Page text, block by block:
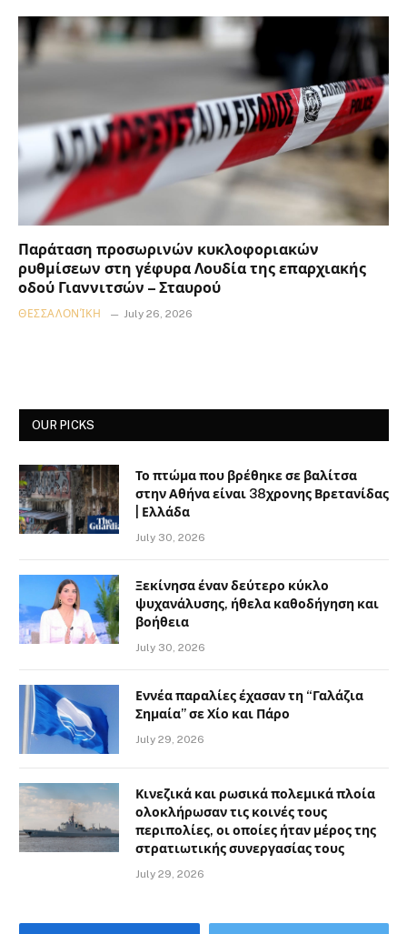
Παράταση προσωρινών κυκλοφοριακών
ρυθμίσεων στη γέφυρα Λουδία της επαρχιακής
οδού Γιαννιτσών – Σταυρού
ΘΕΣΣΑΛΟΝΊΚΗ July 26, 2026
OUR PICKS
Το πτώμα που βρέθηκε σε βαλίτσα
στην Αθήνα είναι 38χρονης Βρετανίδας
| Ελλάδα
July 30, 2026
Ξεκίνησα έναν δεύτερο κύκλο
ψυχανάλυσης, ήθελα καθοδήγηση και
βοήθεια
July 30, 2026
Εννέα παραλίες έχασαν τη “Γαλάζια
Σημαία” σε Χίο και Πάρο
July 29, 2026
Κινεζικά και ρωσικά πολεμικά πλοία
ολοκλήρωσαν τις κοινές τους
περιπολίες, οι οποίες ήταν μέρος της
στρατιωτικής συνεργασίας τους
July 29, 2026